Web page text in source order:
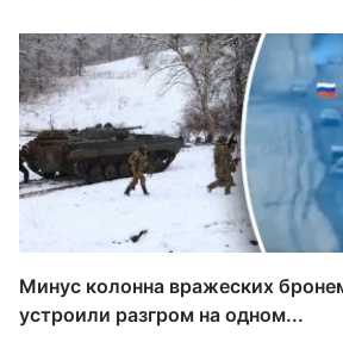
Минус колонна вражеских
устроили разгром на одном...